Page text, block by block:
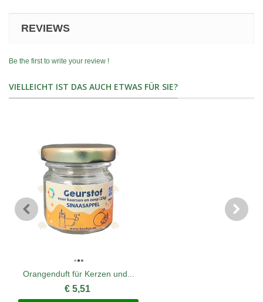
REVIEWS
Be the first to write your review !
VIELLEICHT IST DAS AUCH ETWAS FÜR SIE?
Orangenduft für Kerzen und...
€ 5,51